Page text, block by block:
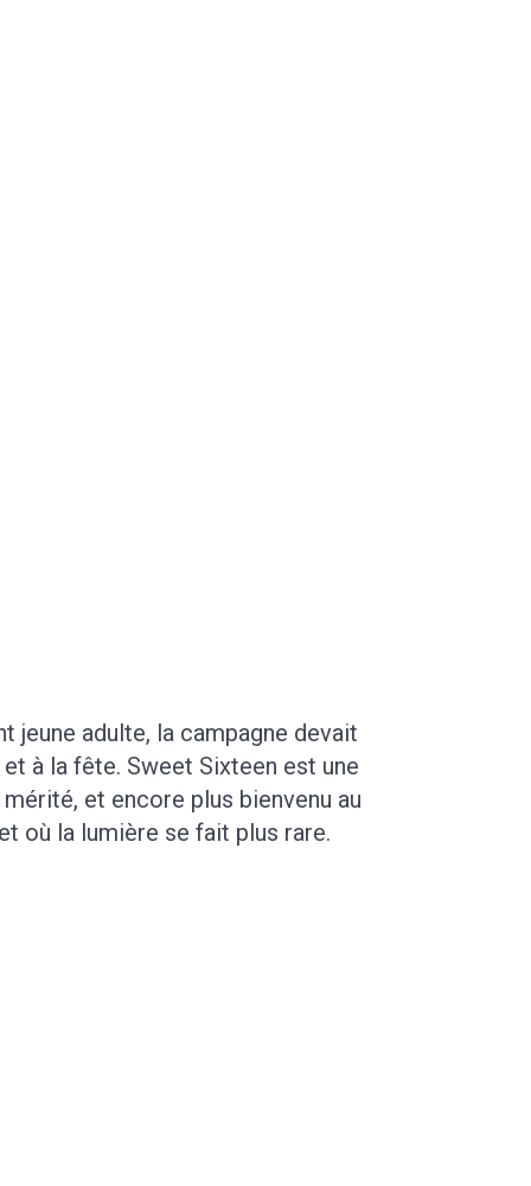
jeune adulte, la campagne devait
à la fête. Sweet Sixteen est une
et encore plus bienvenu au
où la lumière se fait plus rare.